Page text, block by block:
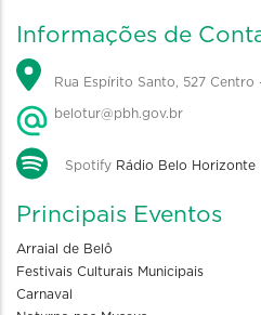
Informações de
Rua Espírito Santo, 527 Centro
belotur@pbh.gov.br
Spotify Rádio Belo Horizonte
Principais Eventos
Arraial de Belô
Festivais Culturais Municipais
Carnaval